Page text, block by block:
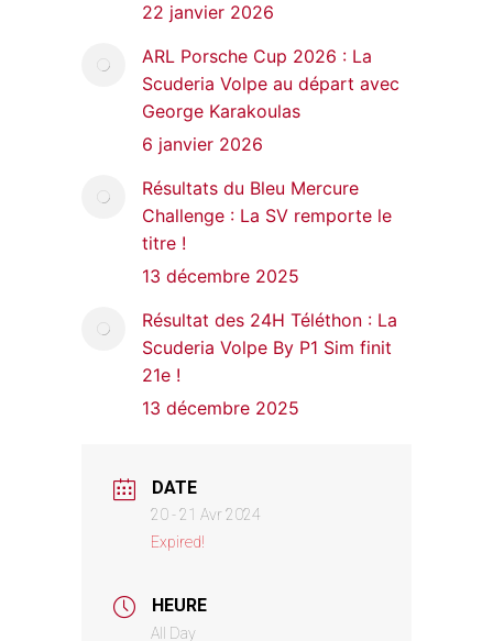
22 janvier 2026
ARL Porsche Cup 2026 : La
Scuderia Volpe au départ avec
George Karakoulas
6 janvier 2026
Résultats du Bleu Mercure
Challenge : La SV remporte le
titre !
13 décembre 2025
Résultat des 24H Téléthon : La
Scuderia Volpe By P1 Sim finit
21e !
13 décembre 2025
DATE
20 - 21 Avr 2024
Expired!
HEURE
All Day